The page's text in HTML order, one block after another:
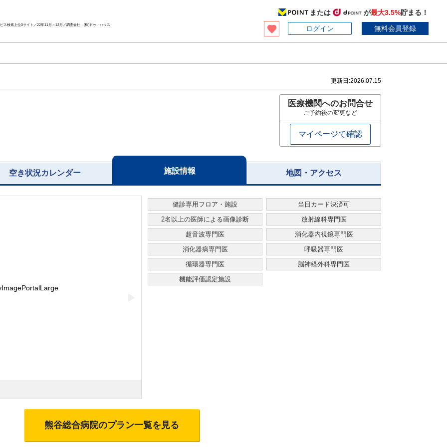
検索上位3サイト／22年11月～12月／調査会社：(株)ドゥ・ハウス
または が最大3.5%貯まる！
ログイン
無料会員登録
更新日:2026.07.15
医療機関へのお問合せ
ご予約後の変更など
マイページで確認
空き状況カレンダー 施設情報 地図・アクセス
健診専用フロア・施設
当日カード決済可
2名以上の医師による画像診断
放射線科専門医
超音波専門医
消化器内視鏡専門医
消化器病専門医
呼吸器専門医
循環器専門医
脳神経外科専門医
機能評価認定施設
熊谷総合病院のプラン一覧を見る